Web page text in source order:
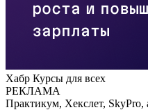
Хабр Курсы для всех
РЕКЛАМА
Практикум, Хекслет,